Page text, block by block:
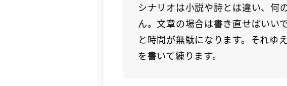
シナリオは小説や詩とは違い、何
ん。文章の場合は書き直せばいい
と時間が無駄になります。それゆ
を書いて練ります。